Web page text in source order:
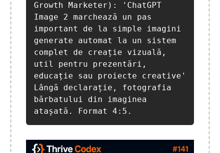
Growth Marketer): 'ChatGPT
Image 2 marchează un pas
important de la simple imagini
generate automat la un sistem
complet de creație vizuală,
util pentru prezentări,
educație sau proiecte creative'
Lângă declarație, fotografia
bărbatului din imaginea
atașată. Format 4:5.